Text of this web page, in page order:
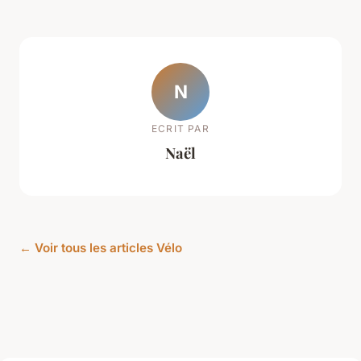
N
ECRIT PAR
Naël
← Voir tous les articles Vélo